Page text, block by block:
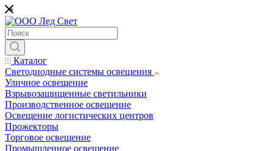
Каталог
Светодиодные системы освещения
Уличное освещение
Взрывозащищенные светильники
Производственное освещение
Освещение логистических центров
Прожекторы
Торговое освещение
Промышленное освещение
*